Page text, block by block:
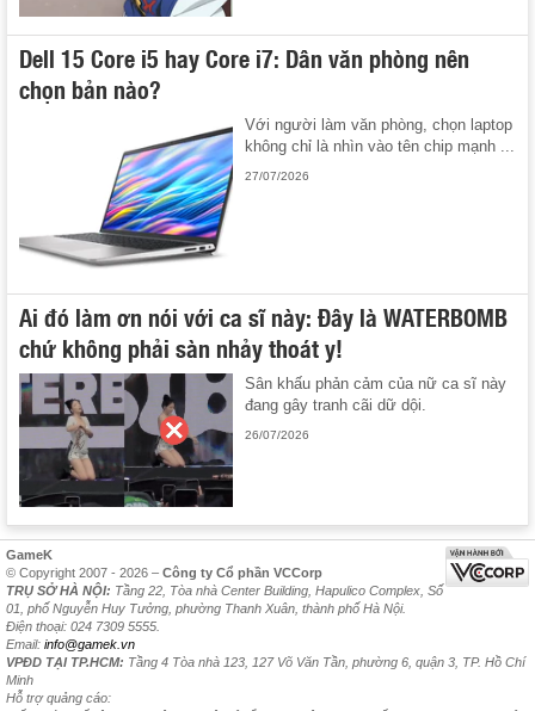
Dell 15 Core i5 hay Core i7: Dân văn phòng nên
chọn bản nào?
Với người làm văn phòng, chọn laptop
không chỉ là nhìn vào tên chip mạnh ...
27/07/2026
Ai đó làm ơn nói với ca sĩ này: Đây là WATERBOMB
chứ không phải sàn nhảy thoát y!
Sân khấu phản cảm của nữ ca sĩ này
đang gây tranh cãi dữ dội.
26/07/2026
GameK
© Copyright 2007 - 2026 – Công ty Cổ phần VCCorp
TRỤ SỞ HÀ NỘI: Tầng 22, Tòa nhà Center Building, Hapulico Complex, Số
01, phố Nguyễn Huy Tưởng, phường Thanh Xuân, thành phố Hà Nội.
Điện thoại: 024 7309 5555.
Email: info@gamek.vn
VPĐD TẠI TP.HCM: Tầng 4 Tòa nhà 123, 127 Võ Văn Tần, phường 6, quận 3, TP. Hồ Chí
Minh
Hỗ trợ quảng cáo: